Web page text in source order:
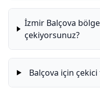
İzmir Balçova
çekiyorsunuz?
Balçova için